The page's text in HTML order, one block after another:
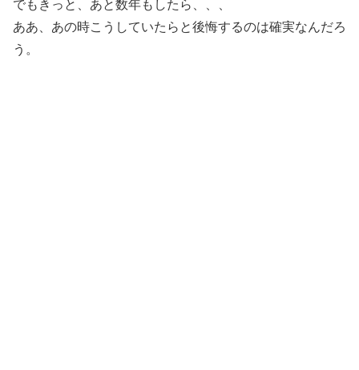
でもきっと、あと数年もしたら、、、
ああ、あの時こうしていたらと後悔するのは確実なんだろ
う。